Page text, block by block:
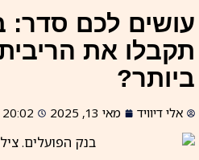
עושים לכם סדר:
תקבלו את
ביותר?
אלי דיוויד מאי 13, 2025 20:02